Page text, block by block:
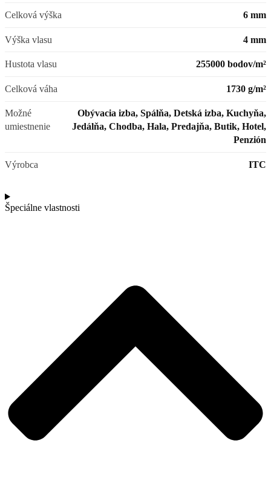
Celková výška 6 mm
Výška vlasu 4 mm
Hustota vlasu 255000 bodov/m²
Celková váha 1730 g/m²
Možné
umiestnenie
Obývacia izba, Spálňa, Detská izba, Kuchyňa,
Jedálňa, Chodba, Hala, Predajňa, Butik, Hotel,
Penzión
Výrobca ITC
Špeciálne vlastnosti